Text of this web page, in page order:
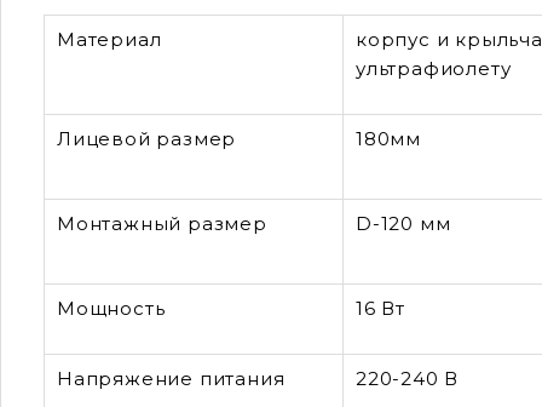
Материал
корпус и
ультрафиолету
Лицевой размер 180мм
Монтажный размер D-120 мм
Мощность 16 Вт
Напряжение питания 220-240 В